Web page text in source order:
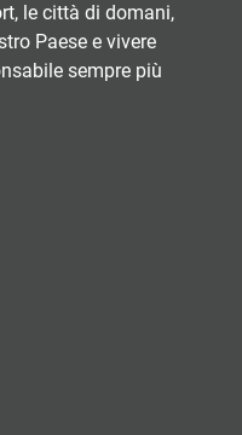
le città di domani,
Paese e vivere
sempre più